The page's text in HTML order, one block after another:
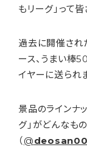
もリーグ」って
過去に開催され
ース、うまい棒
イヤーに送られ
景品のラインナ
グ」がどんなも
（@deosan00